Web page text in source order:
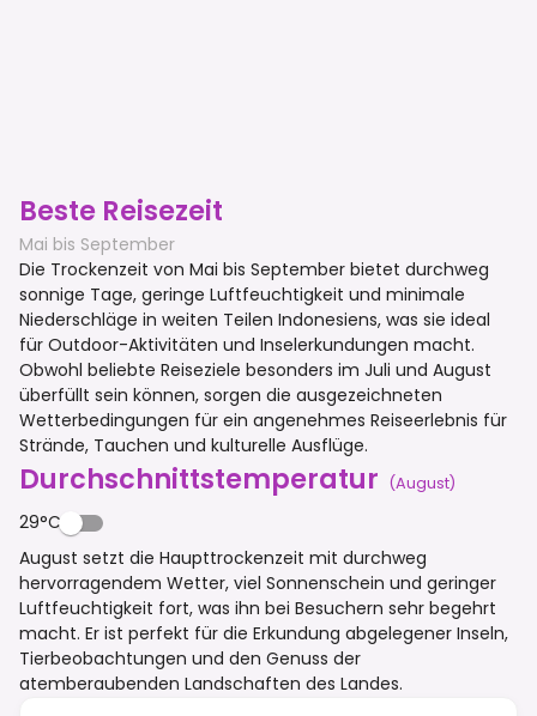
Beste Reisezeit
Mai bis September
Die Trockenzeit von Mai bis September bietet durchweg
sonnige Tage, geringe Luftfeuchtigkeit und minimale
Niederschläge in weiten Teilen Indonesiens, was sie ideal
für Outdoor-Aktivitäten und Inselerkundungen macht.
Obwohl beliebte Reiseziele besonders im Juli und August
überfüllt sein können, sorgen die ausgezeichneten
Wetterbedingungen für ein angenehmes Reiseerlebnis für
Strände, Tauchen und kulturelle Ausflüge.
Durchschnittstemperatur (August)
29°C
August setzt die Haupttrockenzeit mit durchweg
hervorragendem Wetter, viel Sonnenschein und geringer
Luftfeuchtigkeit fort, was ihn bei Besuchern sehr begehrt
macht. Er ist perfekt für die Erkundung abgelegener Inseln,
Tierbeobachtungen und den Genuss der
atemberaubenden Landschaften des Landes.